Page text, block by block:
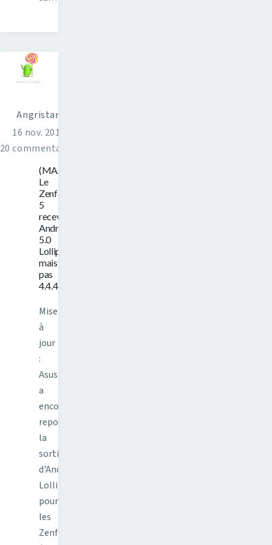
Angristan
16 nov. 2014
20 commentaires
(MAJ)
Le
Zenfone
5
recevra
Android
5.0
Lollipop,
mais
pas
4.4.4
Mise
à
jour
:
Asus
a
encore
repoussé
la
sortie
d'Android
Lollipop
pour
les
Zenfone